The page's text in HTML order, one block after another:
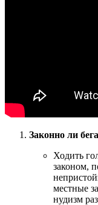
Законно ли
Ходить
законом,
местные
нудизм